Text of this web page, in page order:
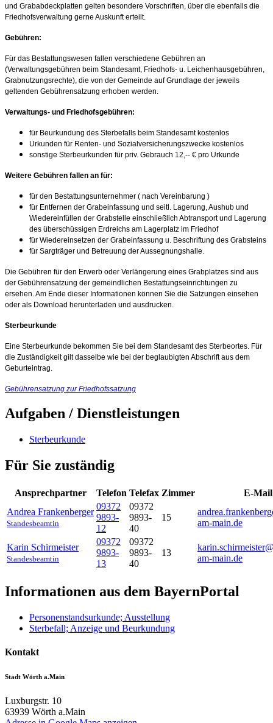
und Grababdeckplatten gelten besondere Vorschriften, über die ebenfalls die
Friedhofsverwaltung gerne Auskunft erteilt.
Gebühren:
Für das Bestattungswesen fallen verschiedene Gebühren an
(Verwaltungsgebühren beim Standesamt, Friedhofs- u. Leichenhausgebühren,
Grabnutzungsrechte), die von der Gemeinde auf Grundlage der jeweils
geltenden Gebührensatzung erhoben werden.
Verwaltungs- und Friedhofsgebühren:
für Beurkundung des Sterbefalls beim Standesamtkostenlos
Urkunden für Renten- und Sozialversicherungszwecke kostenlos
sonstige Sterbeurkunden für priv. Gebrauch 12,-- € pro Urkunde
Weitere Gebühren fallen an für:
für den Bestattungsunternehmer ( nach Vereinbarung )
für Entfernen der Grabeinfassung und seitl. Lagerung, Aushub und
Wiedereinfüllen der Grabstelle einschließlich Abtransport und Lagerung
des überschüssigen Erdreichs am Lagerplatz im Friedhof
für Wiedereinsetzen der Grabeinfassung u. Beschriftung des Grabsteins
für Sargträger und Betreuung der Aussegnungshalle.
Die Gebühren für den Erwerb oder Verlängerung eines Grabplatzes sind aus
der Gebührensatzung der gemeindlichen Bestattungseinrichtungen zu
ersehen. Am Ende dieser Informationen können Sie die Satzungen einsehen
oder als Download herunterladen und ausdrucken.
Sterbeurkunde
Eine Sterbeurkunde bekommen Sie bei dem Standesamt des Sterbeortes. Für
die Zuständigkeit gilt dasselbe wie bei der beglaubigten Abschrift aus dem
Geburteintrag.
Gebührensatzung zur Friedhofssatzung
Aufgaben / Dienstleistungen
Sterbeurkunde
Für Sie zuständig
Ansprechpartner Telefon Telefax Zimmer
E-Mail
Andrea Frankenberger
Standesbeamtin
09372
9893-
12
09372
9893-
40
15
am-main.de
Karin Schirmeister
Standesbeamtin
09372
9893-
13
09372
9893-
40
13
am-main.de
Informationen aus dem BayernPortal
Personenstandsurkunde; Ausstellung
Sterbefall; Anzeige und Beurkundung
Kontakt
Stadt Wörth a.Main
Luxburgstr. 10
63939 Wörth a.Main